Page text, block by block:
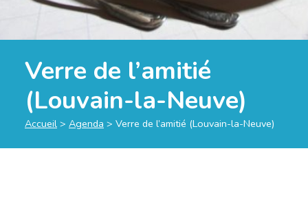
Verre de l’amitié
(Louvain-la-Neuve)
Accueil > Agenda > Verre de l’amitié (Louvain-la-Neuve)